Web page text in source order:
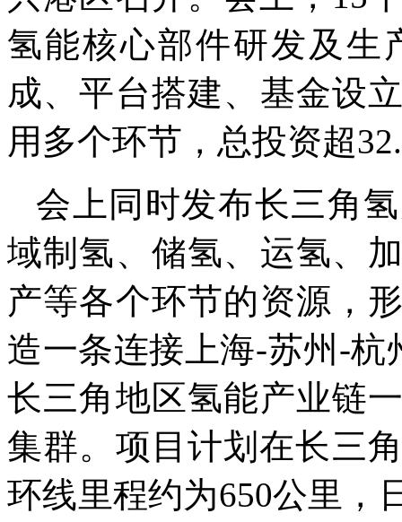
氢能核心部件研发及生
成、平台搭建、基金设
用多个环节，总投资超
会上同时发布长三角
域制氢、储氢、运氢、
产等各个环节的资源，
造一条连接上海-苏州-
长三角地区氢能产业链
集群。项目计划在长三
环线里程约为650公里，